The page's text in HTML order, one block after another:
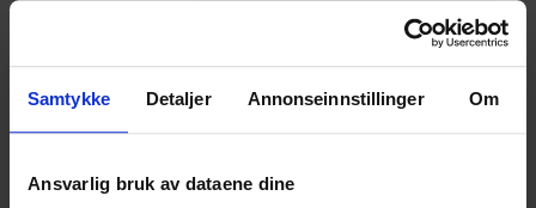
Samtykke Detaljer Annonseinnstillinger Om
Ansvarlig bruk av dataene dine
Rogalam 2017